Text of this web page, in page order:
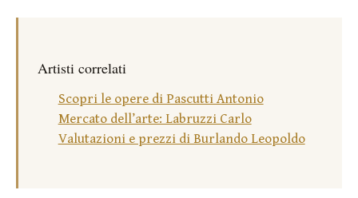
Artisti correlati
Scopri le opere di Pascutti Antonio
Mercato dell’arte: Labruzzi Carlo
Valutazioni e prezzi di Burlando Leopoldo